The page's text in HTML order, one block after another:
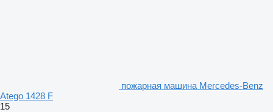
пожарная машина Mercedes-Benz
Atego 1428 F
15